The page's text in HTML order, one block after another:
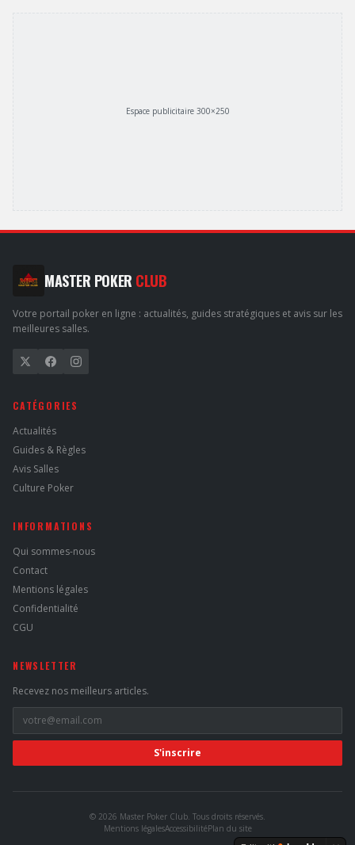
Espace publicitaire 300×250
MASTER POKER CLUB
Votre portail poker en ligne : actualités, guides stratégiques et avis sur les
meilleures salles.
CATÉGORIES
Actualités
Guides & Règles
Avis Salles
Culture Poker
INFORMATIONS
Qui sommes-nous
Contact
Mentions légales
Confidentialité
CGU
NEWSLETTER
Recevez nos meilleurs articles.
S'inscrire
© 2026 Master Poker Club. Tous droits réservés.
Mentions légalesAccessibilitéPlan du site